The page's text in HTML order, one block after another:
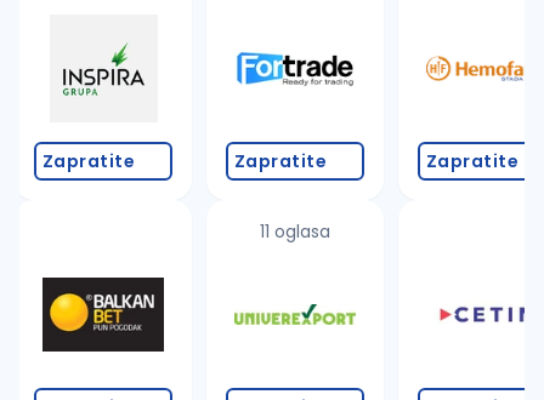
Takođe možete da:
proverite pravopisne greške (koristite č, ć, š, đ,
promenite odabrane filtere pretrage
Zapratite Zapratite
11 oglasa
Zapratite